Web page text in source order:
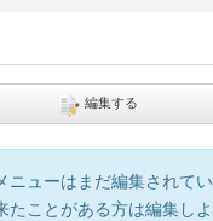
編集する
ニューはまだ編集されてい
たことがある方は編集しよ